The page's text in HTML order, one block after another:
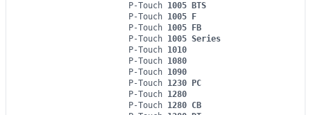
P-Touch 1005 BTS
P-Touch 1005 F
P-Touch 1005 FB
P-Touch 1005 Series
P-Touch 1010
P-Touch 1080
P-Touch 1090
P-Touch 1230 PC
P-Touch 1280
P-Touch 1280 CB